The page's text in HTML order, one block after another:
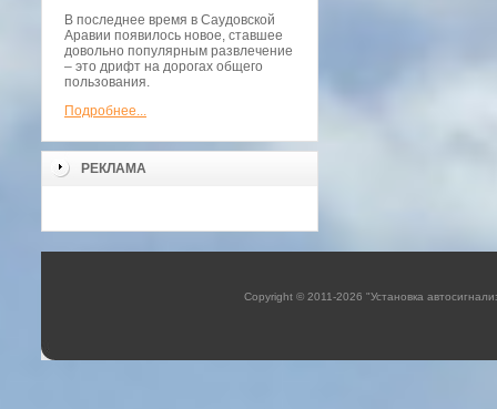
В последнее время в Саудовской
Аравии появилось новое, ставшее
довольно популярным развлечение
– это дрифт на дорогах общего
пользования.
Подробнее...
РЕКЛАМА
Copyright © 2011-2026 "Установка